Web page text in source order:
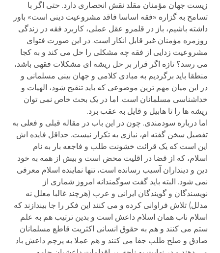
زیست جهان مؤمنان مقلد نقش انحصاری دارد. حتی اگر با
تسامح به گزاره «فقه اساسا فاقد مشروعیت دینی است» باور
داشته باشیم، باز در قلمرو عقل عملی، کاربرد فقه در زندگی
روزمره مؤمنان غیر قابل انکار است. در این صورت فتوای
مشروعیت زدایی از فقه چه مشکلی را حل می کند و به کجا
می رسد؟ تازه اگر قرار بر حل ریشه ای مشکلات فقهی باشد،
منطقا باید برگردیم به مبادی کلامی و جهان بینی مسلمانی و
در این میان مهم ترین موضوعی که باید تنقیح شود، الهیات و
خداشناسی مسلمانان است. اما در یک بحث خاص نمی توان
ریشه ها را تا هابیل و قایل به عقب برد.
اما درباره سودمندی. چون در این باب در مقاله قبلی و فعلی به
تفصیل سخن گفته ام، نیازی به تکرار نیست. حداقل فایده اش
این است که یک قرائت خشونت طلب و فاجعه بار به نام
اسلام، که از قضا در اقلیت محض است و بیش از همه به خود
دین و دینداران آسیب رسانده است، تنها نماینده اسلام معرفی
نمی شود. البته باید گفت سوگمندانه امروز شماری از
نویسندگان و گویندگان ایرانی و عرب (هرچند غالبا معلل نه
مدلل) تلاش فراوانی کرده و می کنند این فکر را جا بیندازند که
اسلام ناب همان اسلام داعش است و بدین ترتیب هم به علم
ستم می کنند و هم به حقوق انسانی اکثریت قاطع مسلمانان
صادق و صلح طلب جفا می کنند و هم عملا به پرچم داعش باد